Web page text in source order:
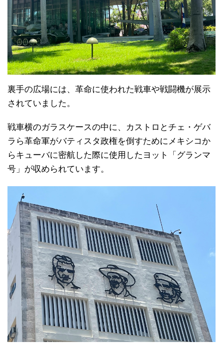
裏手の広場には、革命に使われた戦車や戦闘機が展示
されていました。
戦車横のガラスケースの中に、カストロとチェ・ゲバ
ラら革命軍がバティスタ政権を倒すためにメキシコか
らキューバに密航した際に使用したヨット「グランマ
号」が収められています。